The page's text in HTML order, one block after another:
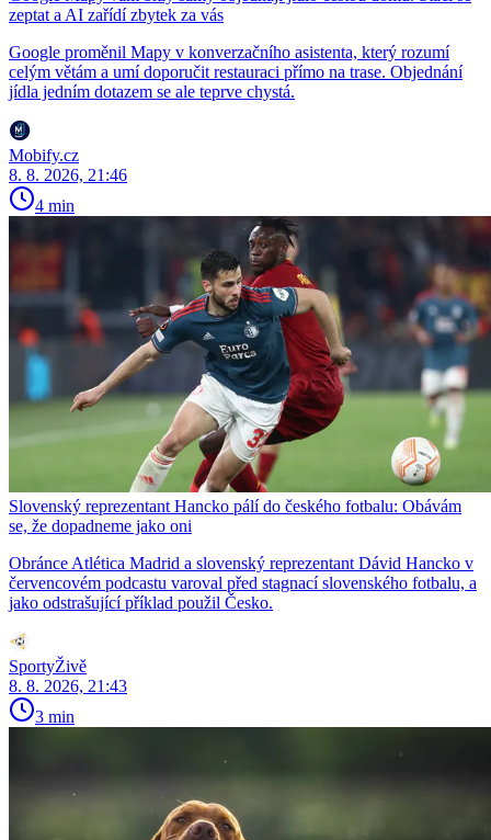
zeptat a AI zařídí zbytek za vás
Google proměnil Mapy v konverzačního asistenta, který rozumí
celým větám a umí doporučit restauraci přímo na trase. Objednání
jídla jedním dotazem se ale teprve chystá.
Mobify.cz
8. 8. 2026, 21:46
4 min
Slovenský reprezentant Hancko pálí do českého fotbalu: Obávám
se, že dopadneme jako oni
Obránce Atlética Madrid a slovenský reprezentant Dávid Hancko v
červencovém podcastu varoval před stagnací slovenského fotbalu, a
jako odstrašující příklad použil Česko.
SportyŽivě
8. 8. 2026, 21:43
3 min